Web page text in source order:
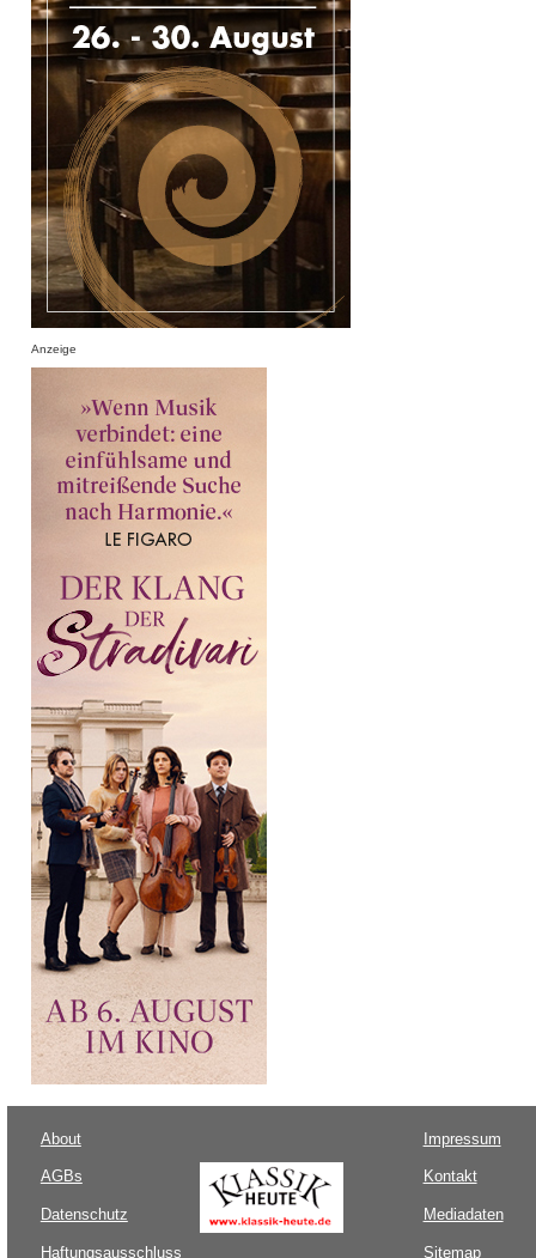
Anzeige
About
AGBs
Datenschutz
Haftungsausschluss
Impressum
Kontakt
Mediadaten
Sitemap